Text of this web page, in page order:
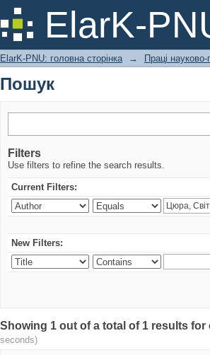
ElarK-
Пошук
ElarK-PNU: головна сторінка → Праці науково-
Пошук
Filters
Use filters to refine the search results.
Current Filters:
New Filters:
Showing 1 out of a total of 1 results
seconds)